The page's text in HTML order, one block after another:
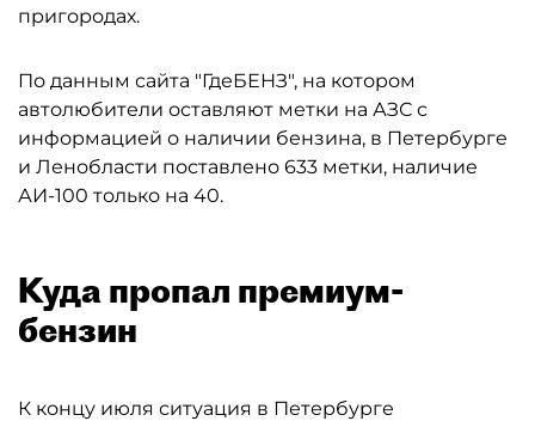
пригородах.
По данным сайта "ГдеБЕНЗ", на котором
автолюбители оставляют метки на АЗС с
информацией о наличии бензина, в Петербурге
и Ленобласти поставлено 633 метки, наличие
АИ-100 только на 40.
Куда пропал премиум-
бензин
К концу июля ситуация в Петербурге